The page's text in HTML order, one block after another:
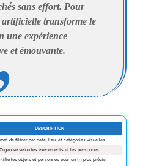
sans effort. Pour
artificielle transforme le
une expérience
et émouvante.
DESCRIPTION
de filtrer par date, lieu, et catégories visuelles
Organise selon les événements et les personnes
les objets et personnes pour un tri plus précis